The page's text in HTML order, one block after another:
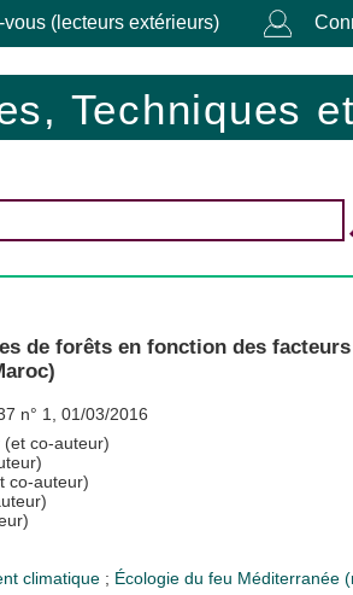
vous (lecteurs extérieurs)
Techniques
de forêts en fonction des
37 n° 1, 01/03/2016
(et co-auteur)
co-auteur)
climatique ; Écologie du feu Méditerranée